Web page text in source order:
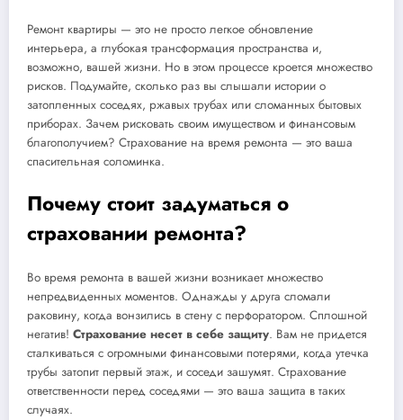
Ремонт квартиры — это не просто легкое обновление
интерьера, а глубокая трансформация пространства и,
возможно, вашей жизни. Но в этом процессе кроется множество
рисков. Подумайте, сколько раз вы слышали истории о
затопленных соседях, ржавых трубах или сломанных бытовых
приборах. Зачем рисковать своим имуществом и финансовым
благополучием? Страхование на время ремонта — это ваша
спасительная соломинка.
Почему стоит задуматься о
страховании ремонта?
Во время ремонта в вашей жизни возникает множество
непредвиденных моментов. Однажды у друга сломали
раковину, когда вонзились в стену с перфоратором. Сплошной
негатив! Страхование несет в себе защиту. Вам не придется
сталкиваться с огромными финансовыми потерями, когда утечка
трубы затопит первый этаж, и соседи зашумят. Страхование
ответственности перед соседями — это ваша защита в таких
случаях.